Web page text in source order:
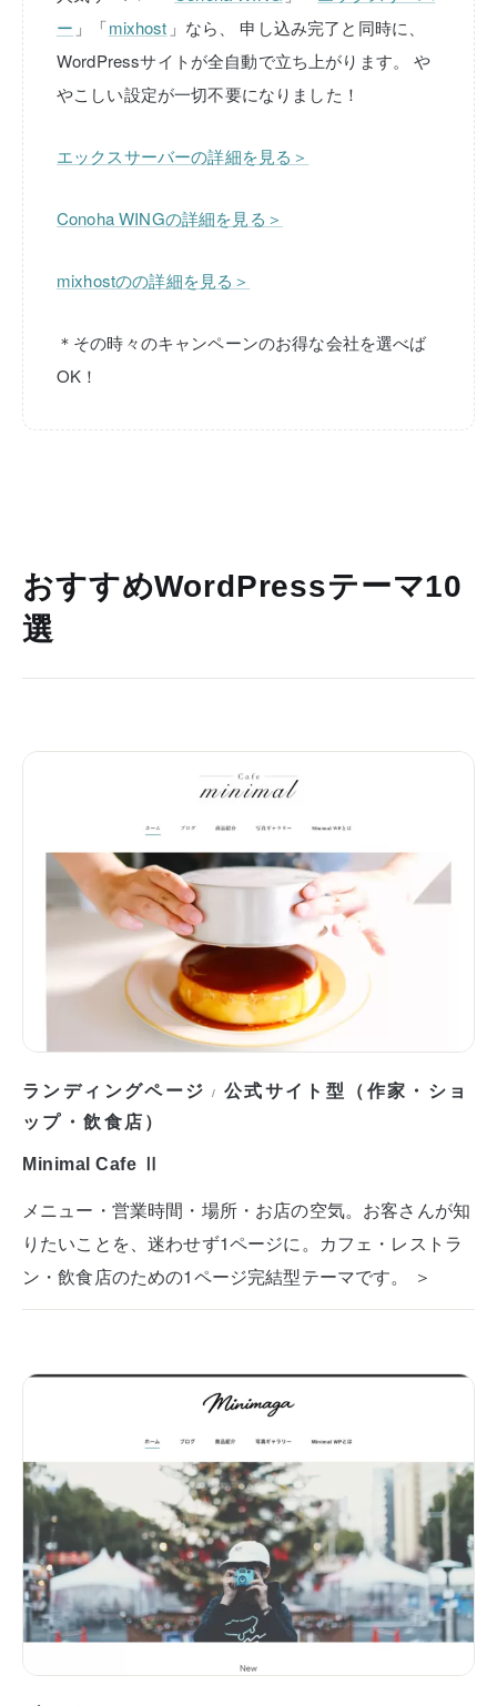
ー 」「mixhost 」なら、
申し込み完了と同時に、
WordPressサイトが全自動で立ち上がります。
や
やこしい設定が一切不要になりました！
エックスサーバーの詳細を見る＞
Conoha WINGの詳細を見る＞
mixhostのの詳細を見る＞
＊その時々のキャンペーンのお得な会社を選べば
OK！
おすすめWordPressテーマ10
選
ランディングページ / 公式サイト型（作家・ショ
ップ・飲食店）
Minimal Cafe Ⅱ
メニュー・営業時間・場所・お店の空気。お客さんが知
りたいことを、迷わせず1ページに。カフェ・レストラ
ン・飲食店のための1ページ完結型テーマです。 ＞